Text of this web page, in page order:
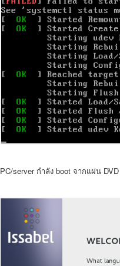
PC/server กำลัง boot จากแผ่น DVD